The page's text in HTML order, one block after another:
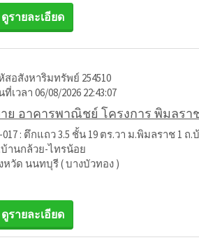
ดูรายละเอียด
สอสังหาริมทรัพย์ 254510
ที่เวลา 06/08/2026 22:43:07
ย อาคารพาณิชย์ โครงการ พิมลราช
017 : ตึกแถว 3.5 ชั้น 19 ตร.วา ม.พิมลราช 1
านกล้วย-ไทรน้อย
หวัด นนทบุรี ( บางบัวทอง )
ดูรายละเอียด